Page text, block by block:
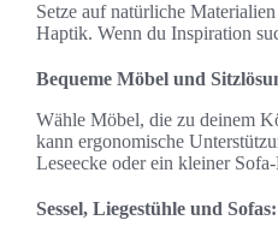
Setze auf natürliche
Haptik. Wenn du Inspiration
Bequeme Möbel und
Wähle Möbel, die zu deinem
kann ergonomische
Leseecke oder ein kleiner
Sessel, Liegestühle und